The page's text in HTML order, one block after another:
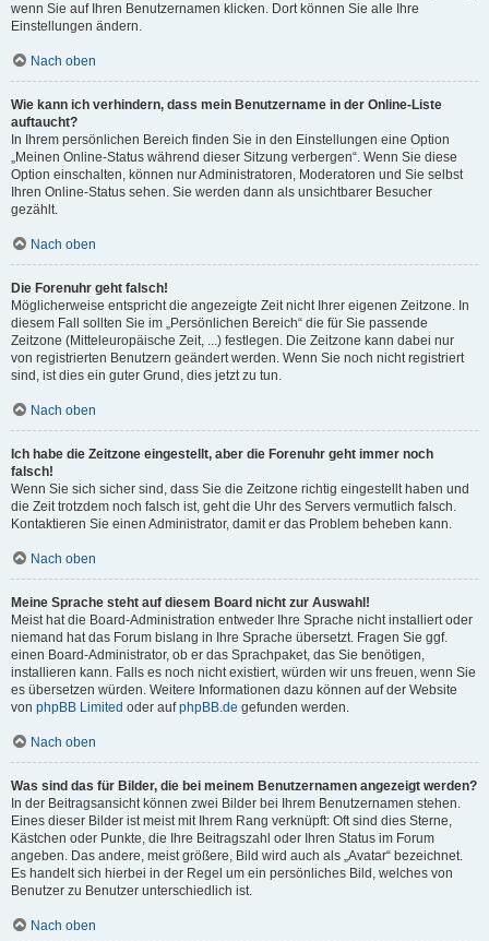
wenn Sie auf Ihren Benutzernamen klicken. Dort können Sie alle Ihre
Einstellungen ändern.
Nach oben
Wie kann ich verhindern, dass mein Benutzername in der Online-Liste
auftaucht?
In Ihrem persönlichen Bereich finden Sie in den Einstellungen eine Option
„Meinen Online-Status während dieser Sitzung verbergen“. Wenn Sie diese
Option einschalten, können nur Administratoren, Moderatoren und Sie selbst
Ihren Online-Status sehen. Sie werden dann als unsichtbarer Besucher
gezählt.
Nach oben
Die Forenuhr geht falsch!
Möglicherweise entspricht die angezeigte Zeit nicht Ihrer eigenen Zeitzone. In
diesem Fall sollten Sie im „Persönlichen Bereich“ die für Sie passende
Zeitzone (Mitteleuropäische Zeit, ...) festlegen. Die Zeitzone kann dabei nur
von registrierten Benutzern geändert werden. Wenn Sie noch nicht registriert
sind, ist dies ein guter Grund, dies jetzt zu tun.
Nach oben
Ich habe die Zeitzone eingestellt, aber die Forenuhr geht immer noch
falsch!
Wenn Sie sich sicher sind, dass Sie die Zeitzone richtig eingestellt haben und
die Zeit trotzdem noch falsch ist, geht die Uhr des Servers vermutlich falsch.
Kontaktieren Sie einen Administrator, damit er das Problem beheben kann.
Nach oben
Meine Sprache steht auf diesem Board nicht zur Auswahl!
Meist hat die Board-Administration entweder Ihre Sprache nicht installiert oder
niemand hat das Forum bislang in Ihre Sprache übersetzt. Fragen Sie ggf.
einen Board-Administrator, ob er das Sprachpaket, das Sie benötigen,
installieren kann. Falls es noch nicht existiert, würden wir uns freuen, wenn Sie
es übersetzen würden. Weitere Informationen dazu können auf der Website
von phpBB Limited oder aufphpBB.de gefunden werden.
Nach oben
Was sind das für Bilder, die bei meinem Benutzernamen angezeigt werden?
In der Beitragsansicht können zwei Bilder bei Ihrem Benutzernamen stehen.
Eines dieser Bilder ist meist mit Ihrem Rang verknüpft: Oft sind dies Sterne,
Kästchen oder Punkte, die Ihre Beitragszahl oder Ihren Status im Forum
angeben. Das andere, meist größere, Bild wird auch als „Avatar“ bezeichnet.
Es handelt sich hierbei in der Regel um ein persönliches Bild, welches von
Benutzer zu Benutzer unterschiedlich ist.
Nach oben